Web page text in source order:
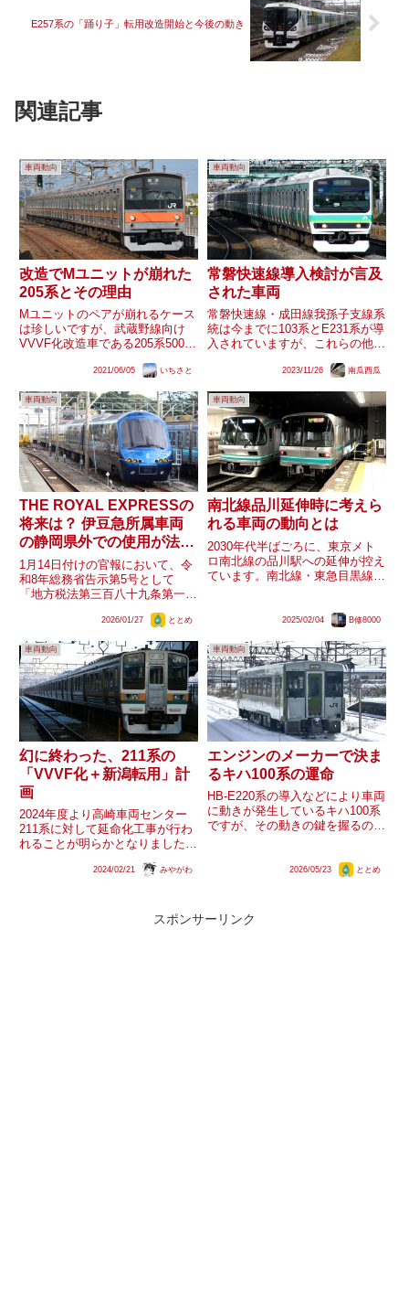
E257系の「踊り子」転用改造開始と今後の動き
関連記事
車両動向
改造でMユニットが崩れた
205系とその理由
Mユニットのペアが崩れるケース
は珍しいですが、武蔵野線向け
VVVF化改造車である205系5000
ます。推測される理由をまとめま
野線へ転入した205系は、大半が
山手線からの転入車でし...
2021/06/05 いちさと
車両動向
常磐快速線導入検討が言及
された車両
常磐快速線・成田線我孫子支線系
統は今までに103系とE231系が導
入されていますが、これらの他に
が商業誌の本職執筆記事内で明記
記された車両・その１鉄道ファン
2004年7月号（通巻5...
2023/11/26 南瓜西瓜
車両動向
THE ROYAL EXPRESSの
将来は？ 伊豆急所属車両
の静岡県外での使用が法令
上消滅へ
1月14日付けの官報において、令
和8年総務省告示第5号として
「地方税法第三百八十九条第一項
を指定する等の件の一部を改正す
と、・道府県知事が価格等並びに
配分市町村及び配分価格等を決定
す...
2026/01/27 ととめ
車両動向
南北線品川延伸時に考えら
れる車両の動向とは
2030年代半ばごろに、東京メト
ロ南北線の品川駅への延伸が控え
ています。南北線・東急目黒線を
か？また、各社車両の乗り入れ区
車両の状況東京メトロ東京メト...
2025/02/04 B修8000
車両動向
幻に終わった、211系の
「VVVF化＋新潟転用」計
画
2024年度より高崎車両センター
211系に対して延命化工事が行わ
れることが明らかとなりました。
去」や「幕板を貼る工事」とな
遠い、必要最低限の延命措置と
2024/02/21 みやがわ
車両動向
エンジンのメーカーで決ま
るキハ100系の運命
HB-E220系の導入などにより車両
に動きが発生しているキハ100系
ですが、その動きの鍵を握るのは
す。今後、北条鉄道をはじめとす
2026/05/23 ととめ
スポンサーリンク